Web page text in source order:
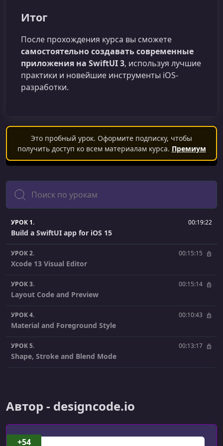
Итог
После прохождения курса вы сможете
самостоятельно создавать современные
приложения на SwiftUI 3, используя лучшие
практики и новейшие инструменты iOS-
разработки.
Это пробный урок. Оформите подписку, чтобы
получить доступ ко всем материалам курса. Премиум
Поиск
УРОК 1. 00:19:22
Build a SwiftUI app for iOS 15
УРОК 2. 00:15:15
Xcode 13 Visual Editor
УРОК 3. 00:15:14
Layout Code and Preview
УРОК 4. 00:10:43
Material and Foreground Style
УРОК 5. 00:13:17
Shape, Stroke and Blend Mode
УРОК 7.
УРОК 8. 00:13:20
Автор - designcode.io
+54